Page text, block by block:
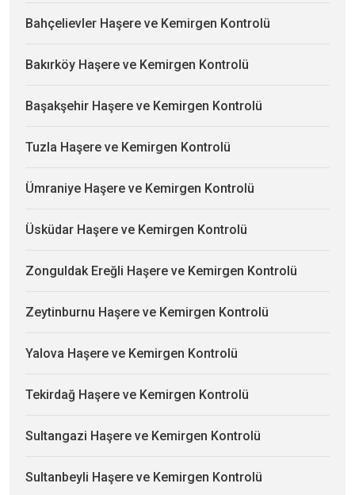
Bahçelievler Haşere ve Kemirgen Kontrolü
Bakırköy Haşere ve Kemirgen Kontrolü
Başakşehir Haşere ve Kemirgen Kontrolü
Tuzla Haşere ve Kemirgen Kontrolü
Ümraniye Haşere ve Kemirgen Kontrolü
Üsküdar Haşere ve Kemirgen Kontrolü
Zonguldak Ereğli Haşere ve Kemirgen Kontrolü
Zeytinburnu Haşere ve Kemirgen Kontrolü
Yalova Haşere ve Kemirgen Kontrolü
Tekirdağ Haşere ve Kemirgen Kontrolü
Sultangazi Haşere ve Kemirgen Kontrolü
Sultanbeyli Haşere ve Kemirgen Kontrolü